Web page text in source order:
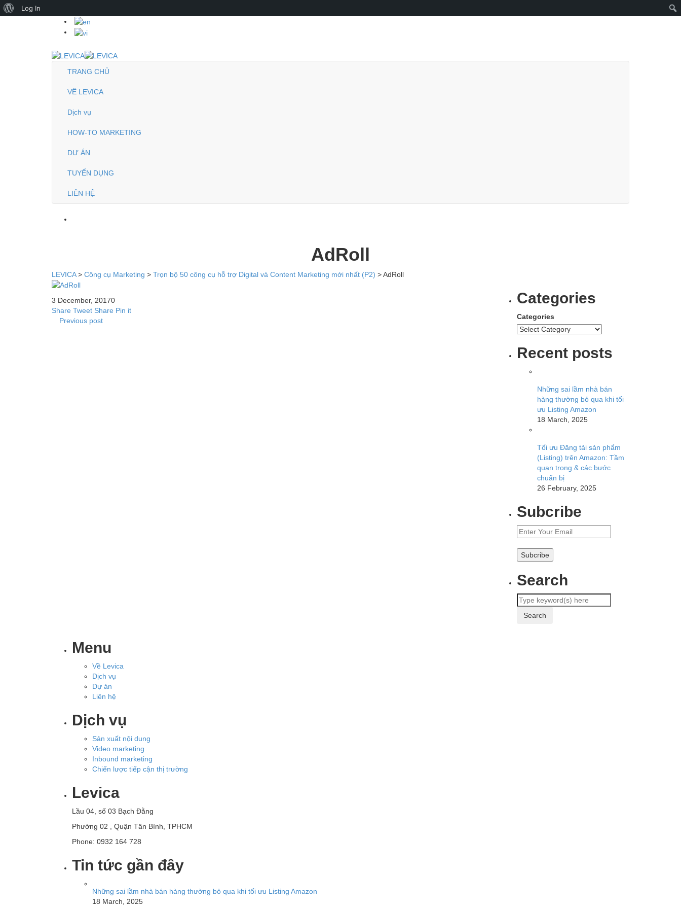
TRANG CHỦ
VỀ LEVICA
Dịch vụ
HOW-TO MARKETING
DỰ ÁN
TUYỂN DỤNG
LIÊN HỆ
AdRoll
LEVICA> Công cụ Marketing > Trọn bộ 50 công cụ hỗ trợ Digital và Content Marketing mới nhất (P2) >AdRoll
3 December, 20170
Share Tweet Share Pin it
Previous post
Categories
Categories
Recent posts
Những sai lầm nhà bán
hàng thường bỏ qua khi tối
ưu Listing Amazon
18 March, 2025
Tối ưu Đăng tải sản phẩm
(Listing) trên Amazon: Tầm
quan trọng & các bước
chuẩn bị
26 February, 2025
Subcribe
Search
Menu
Về Levica
Dịch vụ
Dự án
Liên hệ
Dịch vụ
Sản xuất nội dung
Video marketing
Inbound marketing
Chiến lược tiếp cận thị trường
Levica
Lầu 04, số 03 Bạch Đằng
Phường 02 , Quận Tân Bình, TPHCM
Phone: 0932 164 728
Tin tức gần đây
Những sai lầm nhà bán hàng thường bỏ qua khi tối ưu Listing Amazon
18 March, 2025
About
Log In